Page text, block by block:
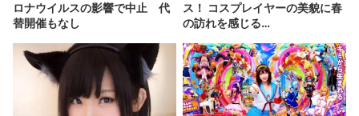
ロナウイルスの影響で中止 代
替開催もなし
ス！ コスプレイヤーの美貌に春
の訪れを感じる…